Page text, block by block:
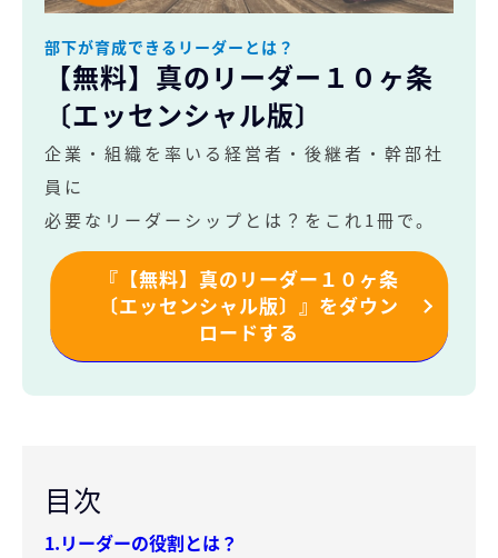
部下が育成できるリーダーとは？
【無料】真のリーダー１０ヶ条
〔エッセンシャル版〕
企業・組織を率いる経営者・後継者・幹部社
員に
必要なリーダーシップとは？をこれ1冊で。
『【無料】真のリーダー１０ヶ条
〔エッセンシャル版〕』をダウン
ロードする
目次
1.リーダーの役割とは？